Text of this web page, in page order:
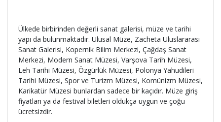
Ülkede birbirinden değerli sanat galerisi, müze ve tarihi
yapı da bulunmaktadır. Ulusal Müze, Zacheta Uluslararası
Sanat Galerisi, Kopernik Bilim Merkezi, Çağdaş Sanat
Merkezi, Modern Sanat Müzesi, Varşova Tarih Müzesi,
Leh Tarihi Müzesi, Özgürlük Müzesi, Polonya Yahudileri
Tarihi Müzesi, Spor ve Turizm Müzesi, Komünizm Müzesi,
Karikatür Müzesi bunlardan sadece bir kaçıdır. Müze giriş
fiyatları ya da festival biletleri oldukça uygun ve çoğu
ücretsizdir.